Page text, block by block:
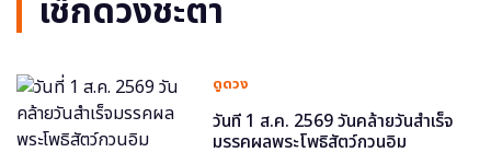
เช็กดวงชะตา
ดูดวง
วันที่ 1 ส.ค. 2569 วันคล้ายวันสำเร็จ
มรรคผลพระโพธิสัตว์กวนอิม